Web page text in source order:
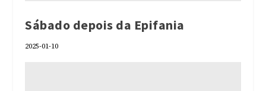
Sábado depois da Epifania
2025-01-10